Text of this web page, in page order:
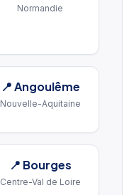
Normandie
📍Angoulême
Nouvelle-Aquitaine
📍 Bourges
Centre-Val de Loire